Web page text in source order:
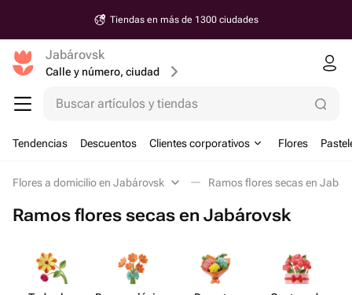
Tiendas en más de 1300 ciudades
Jabárovsk
Calle y número, ciudad
Buscar artículos y tiendas
Tendencias Descuentos Clientes corporativos Flores
Flores a domicilio en Jabárovsk Ramos flores secas en
Ramos flores secas en Jabárovsk